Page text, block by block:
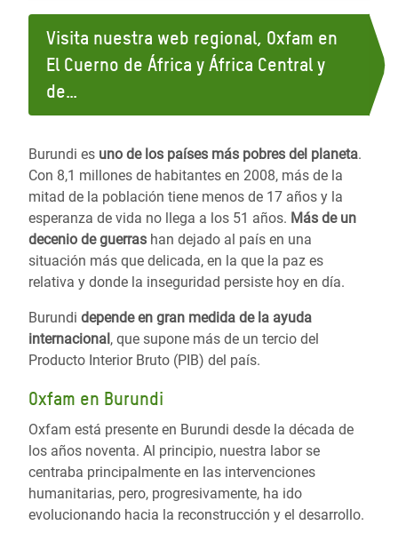
Visita nuestra web regional, Oxfam en
El Cuerno de África y África Central y
de…
Burundi es uno de los países más pobres del planeta.
Con 8,1 millones de habitantes en 2008, más de la
mitad de la población tiene menos de 17 años y la
esperanza de vida no llega a los 51 años. Más de un
decenio de guerras han dejado al país en una
situación más que delicada, en la que la paz es
relativa y donde la inseguridad persiste hoy en día.
Burundi depende en gran medida de la ayuda
internacional, que supone más de un tercio del
Producto Interior Bruto (PIB) del país.
Oxfam en Burundi
Oxfam está presente en Burundi desde la década de
los años noventa. Al principio, nuestra labor se
centraba principalmente en las intervenciones
humanitarias, pero, progresivamente, ha ido
evolucionando hacia la reconstrucción y el desarrollo.